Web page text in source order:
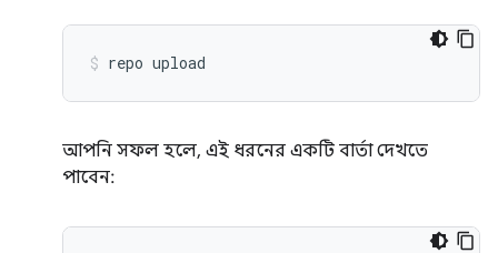
repo upload
আপনি সফল হলে, এই ধরনের একটি বার্তা দেখতে
পাবেন: